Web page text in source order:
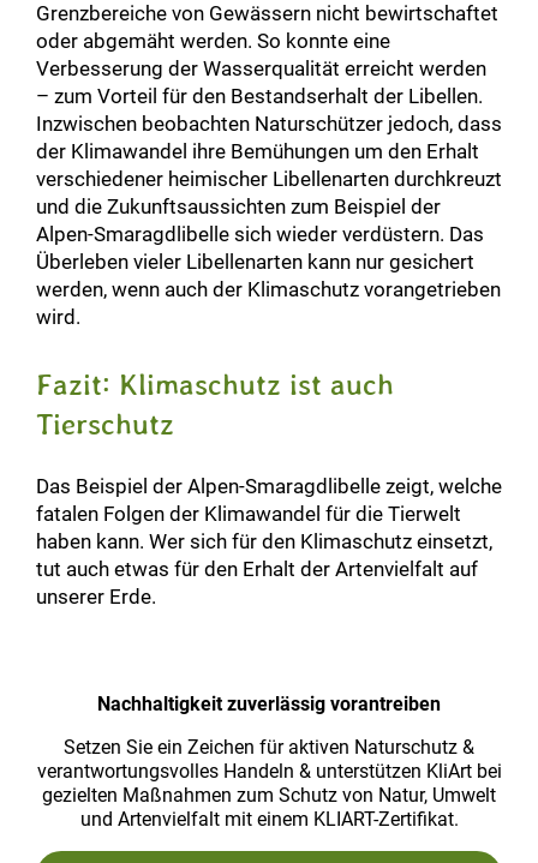
Grenzbereiche von Gewässern nicht bewirtschaftet
oder abgemäht werden. So konnte eine
Verbesserung der Wasserqualität erreicht werden
– zum Vorteil für den Bestandserhalt der Libellen.
Inzwischen beobachten Naturschützer jedoch, dass
der Klimawandel ihre Bemühungen um den Erhalt
verschiedener heimischer Libellenarten durchkreuzt
und die Zukunftsaussichten zum Beispiel der
Alpen-Smaragdlibelle sich wieder verdüstern. Das
Überleben vieler Libellenarten kann nur gesichert
werden, wenn auch der Klimaschutz vorangetrieben
wird.
Fazit: Klimaschutz ist auch
Tierschutz
Das Beispiel der Alpen-Smaragdlibelle zeigt, welche
fatalen Folgen der Klimawandel für die Tierwelt
haben kann. Wer sich für den Klimaschutz einsetzt,
tut auch etwas für den Erhalt der Artenvielfalt auf
unserer Erde.
Nachhaltigkeit zuverlässig vorantreiben
Setzen Sie ein Zeichen für aktiven Naturschutz &
verantwortungsvolles Handeln & unterstützen KliArt bei
gezielten Maßnahmen zum Schutz von Natur, Umwelt
und Artenvielfalt mit einem KLIART-Zertifikat.